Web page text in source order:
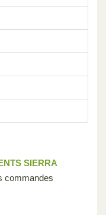
SIERRA
commandes